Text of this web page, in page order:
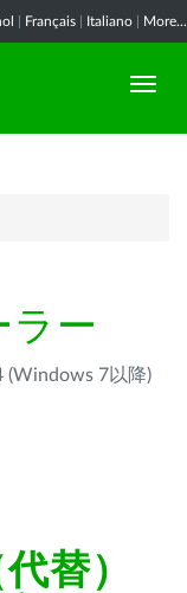
Français Italiano More...
ラー
(Windows 7以降)
替）